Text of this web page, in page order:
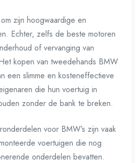
zijn hoogwaardige en
Echter, zelfs de beste motoren
of vervanging van
kopen van tweedehands BMW
een slimme en kosteneffectieve
die hun voertuig in
zonder de bank te breken.
voor BMW’s zijn vaak
voertuigen die nog
onderdelen bevatten.